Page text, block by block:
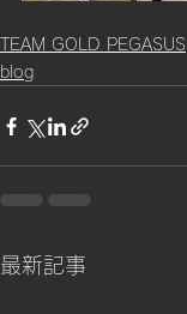
TEAM GOLD PEGASUS
blog
最新記事